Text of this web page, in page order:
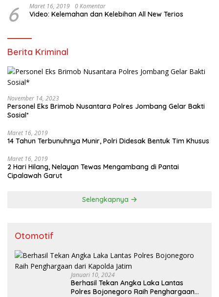
6 Maret 16, 2019 0 Komentar
Video: Kelemahan dan Kelebihan All New Terios
Berita Kriminal
November 14, 2023
Personel Eks Brimob Nusantara Polres Jombang Gelar Bakti
Sosial*
Maret 16, 2019
14 Tahun Terbunuhnya Munir, Polri Didesak Bentuk Tim Khusus
Maret 16, 2019
2 Hari Hilang, Nelayan Tewas Mengambang di Pantai
Cipalawah Garut
Selengkapnya
Otomotif
Januari 10, 2024
Berhasil Tekan Angka Laka Lantas
Polres Bojonegoro Raih Penghargaan